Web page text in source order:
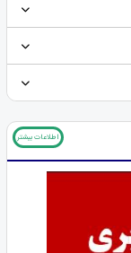
اطلاعات بیشتر